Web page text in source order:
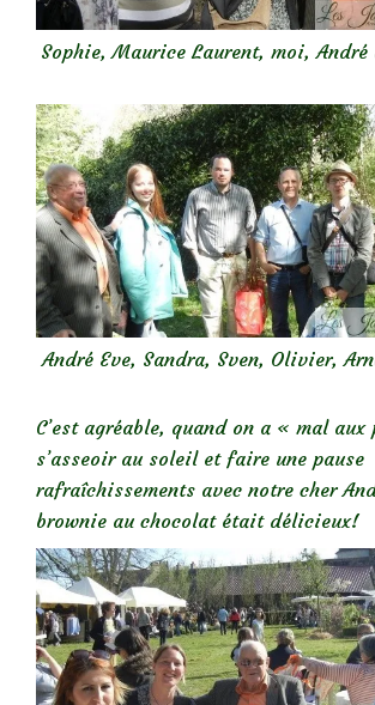
Sophie, Maurice Laurent, moi, André
André Eve, Sandra, Sven, Olivier,
C’est agréable, quand on a « mal
s’asseoir au soleil et faire une pause
rafraîchissements avec notre cher
brownie au chocolat était délicieux!